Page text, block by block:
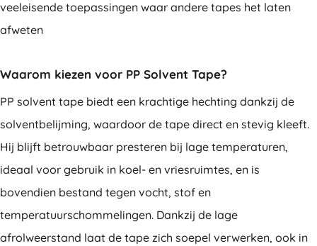
veeleisende toepassingen waar andere tapes het laten
afweten
Waarom kiezen voor PP Solvent Tape?
PP solvent tape biedt een krachtige hechting dankzij de
solventbelijming, waardoor de tape direct en stevig kleeft.
Hij blijft betrouwbaar presteren bij lage temperaturen,
ideaal voor gebruik in koel- en vriesruimtes, en is
bovendien bestand tegen vocht, stof en
temperatuurschommelingen. Dankzij de lage
afrolweerstand laat de tape zich soepel verwerken, ook in